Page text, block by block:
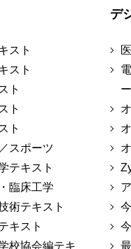
スト
スト
ト
ト
ト
スポーツ
テキスト
臨床工学
術テキスト
キスト
校協会編テキ
デ